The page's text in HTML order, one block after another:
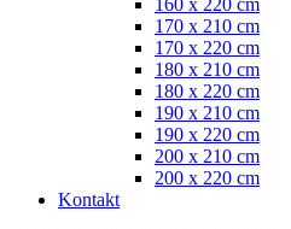
160 x 220 cm
170 x 210 cm
170 x 220 cm
180 x 210 cm
180 x 220 cm
190 x 210 cm
190 x 220 cm
200 x 210 cm
200 x 220 cm
Kontakt